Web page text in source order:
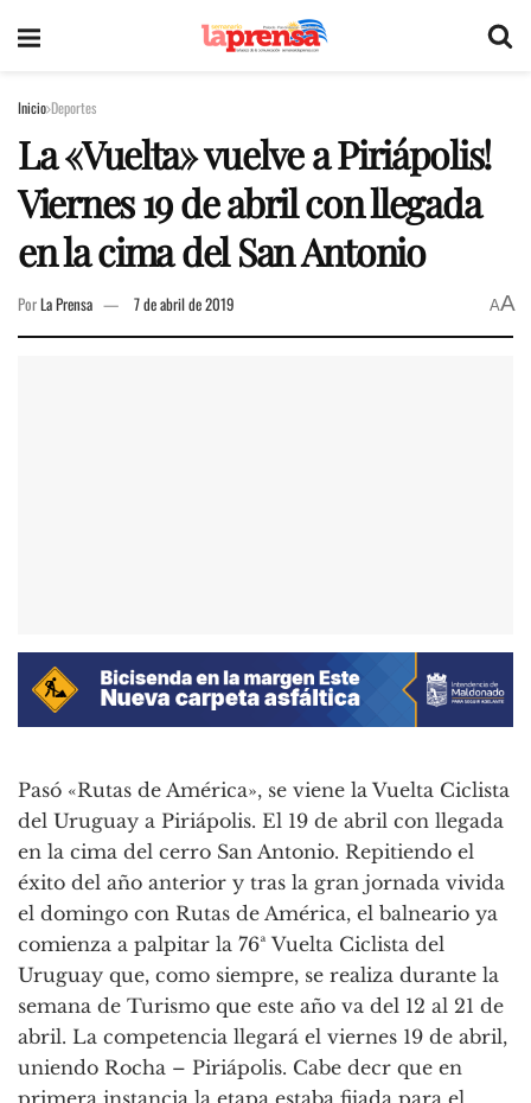
Inicio Deportes
La «Vuelta» vuelve a Piriápolis!
Viernes 19 de abril con llegada
en la cima del San Antonio
PorLa Prensa 7 de abril de 2019 AA
Pasó «Rutas de América», se viene la Vuelta Ciclista
del Uruguay a Piriápolis. El 19 de abril con llegada
en la cima del cerro San Antonio. Repitiendo el
éxito del año anterior y tras la gran jornada vivida
el domingo con Rutas de América, el balneario ya
comienza a palpitar la 76ª Vuelta Ciclista del
Uruguay que, como siempre, se realiza durante la
semana de Turismo que este año va del 12 al 21 de
abril. La competencia llegará el viernes 19 de abril,
uniendo Rocha – Piriápolis. Cabe decr que en
primera instancia la etapa estaba fijada para el